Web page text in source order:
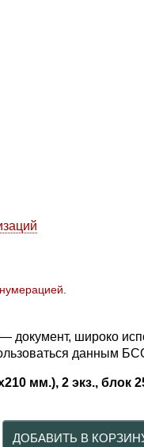
— документ, широко
данным
мм.), 2 экз., блок